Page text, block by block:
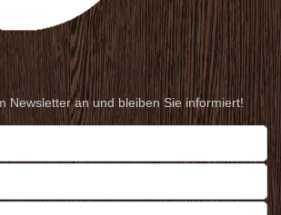
Newsletter an und bleiben Sie informiert!